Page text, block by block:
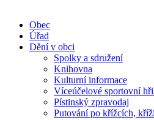
Obec
Úřad
Dění v obci
Spolky a sdružení
Knihovna
Kulturní informace
Víceúčelové sportovní
Pístinský zpravodaj
Putování po křížcích,